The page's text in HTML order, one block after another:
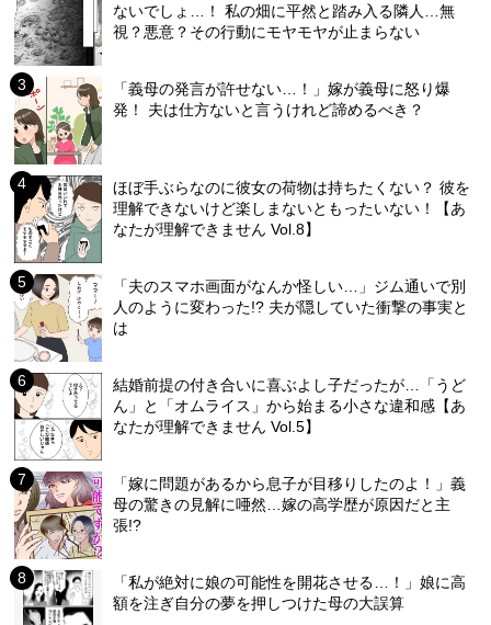
ないでしょ…！ 私の畑に平然と踏み入る隣人…無
視？悪意？その行動にモヤモヤが止まらない
「義母の発言が許せない…！」嫁が義母に怒り爆
発！ 夫は仕方ないと言うけれど諦めるべき？
ほぼ手ぶらなのに彼女の荷物は持ちたくない？ 彼を
理解できないけど楽しまないともったいない！【あ
なたが理解できません Vol.8】
「夫のスマホ画面がなんか怪しい…」ジム通いで別
人のように変わった!? 夫が隠していた衝撃の事実と
は
結婚前提の付き合いに喜ぶよし子だったが…「うど
ん」と「オムライス」から始まる小さな違和感【あ
なたが理解できません Vol.5】
「嫁に問題があるから息子が目移りしたのよ！」義
母の驚きの見解に唖然…嫁の高学歴が原因だと主
張!?
「私が絶対に娘の可能性を開花させる…！」娘に高
額を注ぎ自分の夢を押しつけた母の大誤算